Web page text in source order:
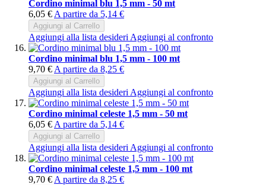
Cordino minimal blu 1,5 mm - 50 mt
6,05 € A partire da 5,14 €
Aggiungi al Carrello
Aggiungi alla lista desideri Aggiungi al confronto
Cordino minimal blu 1,5 mm - 100 mt
9,70 € A partire da 8,25 €
Aggiungi al Carrello
Aggiungi alla lista desideri Aggiungi al confronto
Cordino minimal celeste 1,5 mm - 50 mt
6,05 € A partire da 5,14 €
Aggiungi al Carrello
Aggiungi alla lista desideri Aggiungi al confronto
Cordino minimal celeste 1,5 mm - 100 mt
9,70 € A partire da 8,25 €